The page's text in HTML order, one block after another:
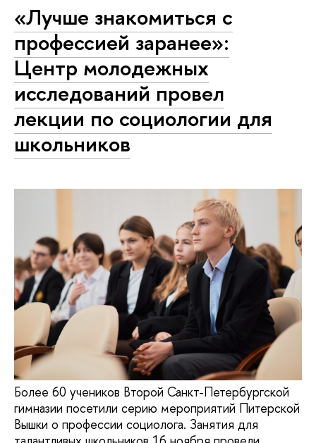
«Лучше знакомиться с
профессией заранее»:
Центр молодежных
исследований провел
лекции по социологии для
школьников
Более 60 учеников Второй Санкт-Петербургской
гимназии посетили серию мероприятий Питерской
Вышки о профессии социолога. Занятия для